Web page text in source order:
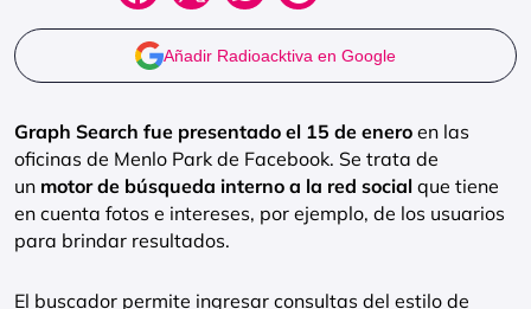
Añadir Radioacktiva en Google
Graph Search fue presentado el 15 de enero en las
oficinas de Menlo Park de Facebook. Se trata de
un motor de búsqueda interno a la red social que tiene
en cuenta fotos e intereses, por ejemplo, de los usuarios
para brindar resultados.
El buscador permite ingresar consultas del estilo de